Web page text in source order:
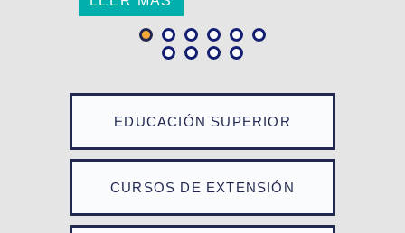
EDUCACIÓN SUPERIOR
CURSOS DE EXTENSIÓN